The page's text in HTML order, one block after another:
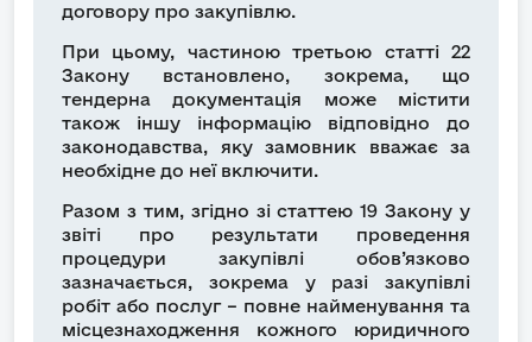
договору про закупівлю.
При цьому, частиною третьою статті 22
Закону встановлено, зокрема, що
тендерна документація може містити
також іншу інформацію відповідно до
законодавства, яку замовник вважає за
необхідне до неї включити.
Разом з тим, згідно зі статтею 19 Закону у
звіті про результати проведення
процедури закупівлі обов’язково
зазначається, зокрема у разі закупівлі
робіт або послуг – повне найменування та
місцезнаходження кожного юридичного